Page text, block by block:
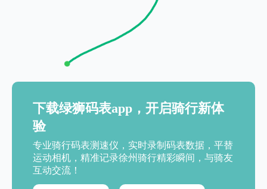
下载绿狮码表app，开启骑行新体
验
专业骑行码表测速仪，实时录制码表数据，平替
运动相机，精准记录徐州骑行精彩瞬间，与骑友
互动交流！